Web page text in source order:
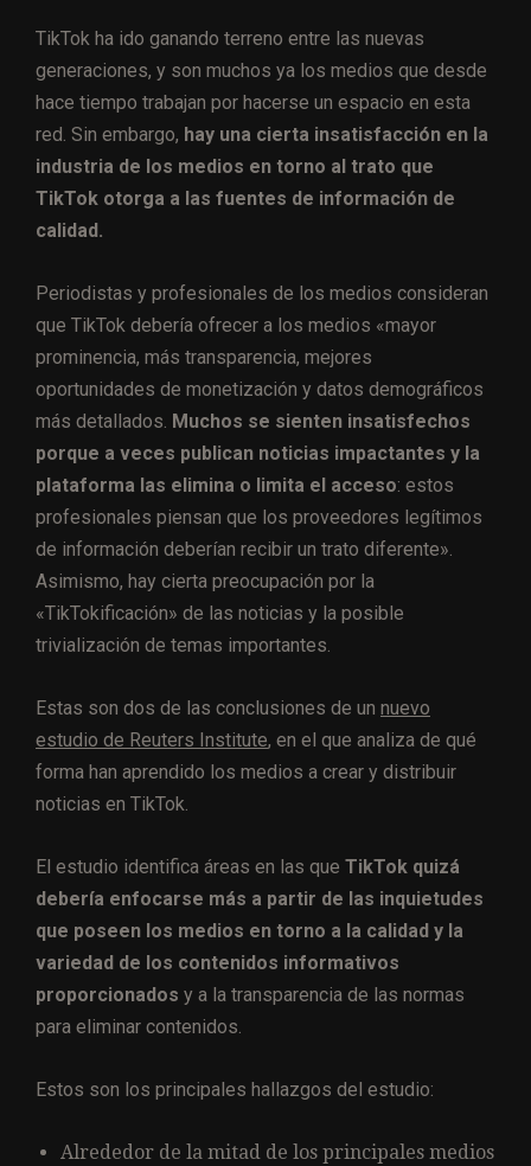
TikTok ha ido ganando terreno entre las nuevas
generaciones, y son muchos ya los medios que desde
hace tiempo trabajan por hacerse un espacio en esta
red. Sin embargo, hay una cierta insatisfacción en la
industria de los medios en torno al trato que
TikTok otorga a las fuentes de información de
calidad.
Periodistas y profesionales de los medios consideran
que TikTok debería ofrecer a los medios «mayor
prominencia, más transparencia, mejores
oportunidades de monetización y datos demográficos
más detallados. Muchos se sienten insatisfechos
porque a veces publican noticias impactantes y la
plataforma las elimina o limita el acceso: estos
profesionales piensan que los proveedores legítimos
de información deberían recibir un trato diferente».
Asimismo, hay cierta preocupación por la
«TikTokificación» de las noticias y la posible
trivialización de temas importantes.
Estas son dos de las conclusiones de un nuevo
estudio de Reuters Institute, en el que analiza de qué
forma han aprendido los medios a crear y distribuir
noticias en TikTok.
El estudio identifica áreas en las que TikTok quizá
debería enfocarse más a partir de las inquietudes
que poseen los medios en torno a la calidad y la
variedad de los contenidos informativos
proporcionados y a la transparencia de las normas
para eliminar contenidos.
Estos son los principales hallazgos del estudio:
Alrededor de la mitad de los principales medios